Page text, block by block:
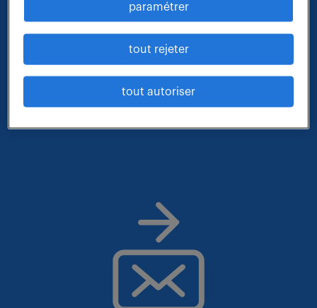
Nous faisons le maximum pour trouver un emploi
- métier et compétences : documentaliste
paramétrer
tout rejeter
tout autoriser